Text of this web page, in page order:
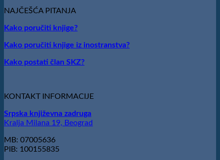
nagrade
Danojlić“
poeziju
JE
OBRAZ
BOGOM:
Nagrada
„Stevan
Slobodanu
NAJČEŠĆA PITANJA
Kako poručiti knjige?
Kako poručiti knjige iz inostranstva?
Kako postati član SKZ?
KONTAKT INFORMACIJE
Srpska književna zadruga
Kralja Milana 19, Beograd
MB: 07005636
PIB: 100155835